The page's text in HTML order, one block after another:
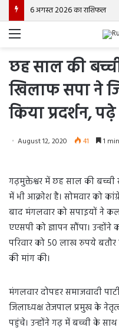
6 अगस्त 2026 का राशिफल
Menu
छह साल की
खिलाफ सपा ने
किया प्रदर्शन,
August 12, 2020 41 1
गढ़मुक्तेश्वर में छह साल की
में भी आक्रोश है। सोमवार को
बाद मंगलवार को सपाइयों ने
एएसपी को ज्ञापन सौंपा। उन्होंने
परिवार को 50 लाख रुपये
की मांग की।
मंगलवार दोपहर समाजवादी
जिलाध्यक्ष तेजपाल प्रमुख के
पहुंचे। उन्होंने गढ़ में बच्ची के